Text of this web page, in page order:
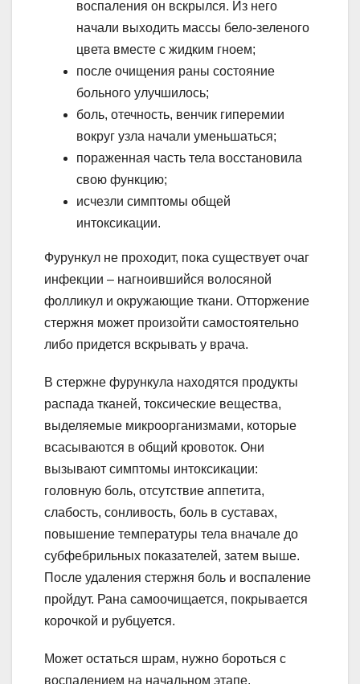
воспаления он вскрылся. Из него
начали выходить массы бело-зеленого
цвета вместе с жидким гноем;
после очищения раны состояние
больного улучшилось;
боль, отечность, венчик гиперемии
вокруг узла начали уменьшаться;
пораженная часть тела восстановила
свою функцию;
исчезли симптомы общей
интоксикации.
Фурункул не проходит, пока существует очаг
инфекции – нагноившийся волосяной
фолликул и окружающие ткани. Отторжение
стержня может произойти самостоятельно
либо придется вскрывать у врача.
В стержне фурункула находятся продукты
распада тканей, токсические вещества,
выделяемые микроорганизмами, которые
всасываются в общий кровоток. Они
вызывают симптомы интоксикации:
головную боль, отсутствие аппетита,
слабость, сонливость, боль в суставах,
повышение температуры тела вначале до
субфебрильных показателей, затем выше.
После удаления стержня боль и воспаление
пройдут. Рана самоочищается, покрывается
корочкой и рубцуется.
Может остаться шрам, нужно бороться с
воспалением на начальном этапе.